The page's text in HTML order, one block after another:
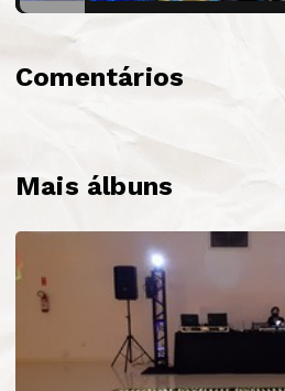
Mais álbuns
Comentários